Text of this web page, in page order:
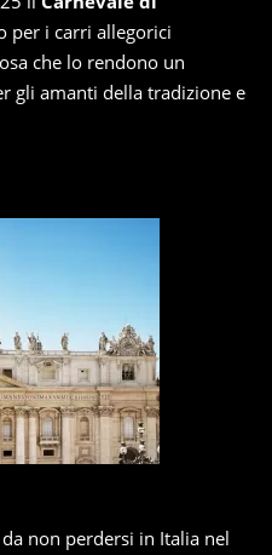
per i carri allegorici
che lo rendono un
gli amanti della tradizione e
non perdersi in Italia nel